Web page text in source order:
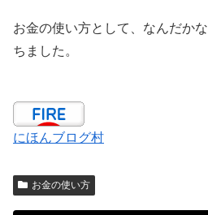
お金の使い方として、なんだか
ちました。
にほんブログ村
お金の使い方